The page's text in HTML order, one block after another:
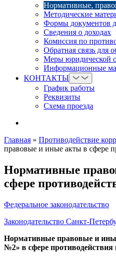
Нормативные,
Методические
Формы документов
Сведения о доходах
Комиссия по
Обратная связь для
Меры юридической
Информационные
КОНТАКТЫ
График работы
Реквизиты
Схема проезда
Главная » Противодействие
правовые и иные акты в сфере
Нормативные
сфере
Федеральное законодательство
Законодательство Санкт-
Нормативные правовые и
№2» в сфере противодействия